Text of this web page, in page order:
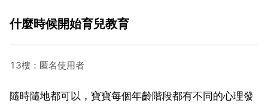
什麼時候開始育兒教育
13樓：匿名使用者
隨時隨地都可以，寶寶每個年齡階段都有不同的心理發